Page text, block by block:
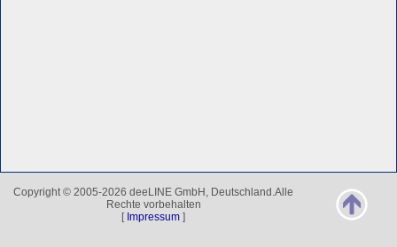
Copyright © 2005-2026 deeLINE GmbH, Deutschland.Alle
Rechte vorbehalten
[ Impressum ]